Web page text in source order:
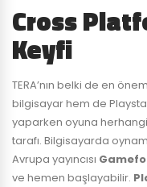
Cross
Keyfi
TERA’nın belki de en
bilgisayar hem de
yaparken oyuna
tarafı. Bilgisayarda
Avrupa yayıncısı
ve hemen başlayabilir.